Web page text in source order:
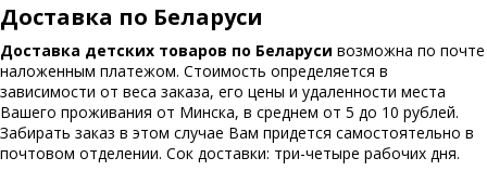
Доставка по Беларуси
Доставка детских товаров по Беларуси возможна по почте
наложенным платежом. Стоимость определяется в
зависимости от веса заказа, его цены и удаленности места
Вашего проживания от Минска, в среднем от 5 до 10 рублей.
Забирать заказ в этом случае Вам придется самостоятельно в
почтовом отделении. Сок доставки: три-четыре рабочих дня.